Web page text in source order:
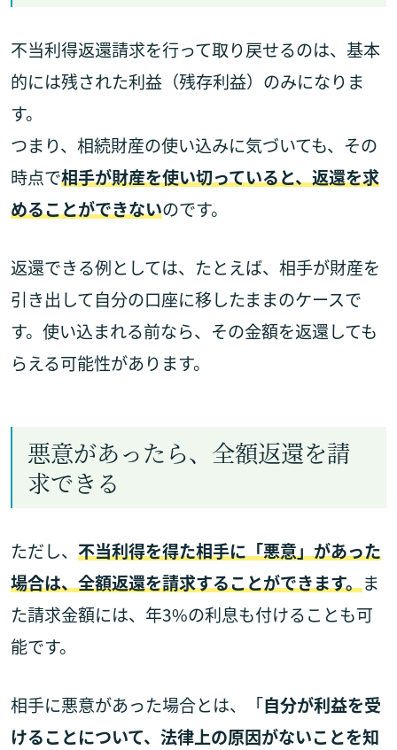
不当利得返還請求を行って取り戻せるのは、基本
的には残された利益（残存利益）のみになりま
す。
つまり、相続財産の使い込みに気づいても、その
時点で相手が財産を使い切っていると、返還を求
めることができないのです。
返還できる例としては、たとえば、相手が財産を
引き出して自分の口座に移したままのケースで
す。使い込まれる前なら、その金額を返還しても
らえる可能性があります。
悪意があったら、全額返還を請
求できる
ただし、 不当利得を得た相手に「悪意」があった
場合は、全額返還を請求することができます。ま
た請求金額には、年3%の利息も付けることも可
能です。
相手に悪意があった場合とは、「自分が利益を受
けることについて、法律上の原因がないことを知